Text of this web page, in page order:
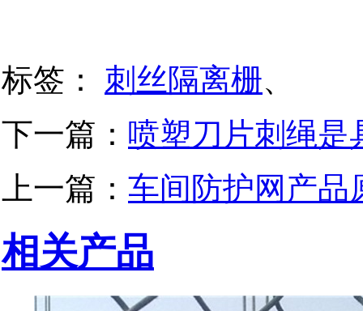
标签： 刺丝隔离栅、
下一篇： 喷塑刀片刺绳是
上一篇： 车间防护网产品
相关产品